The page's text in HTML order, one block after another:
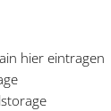
hier eintragen